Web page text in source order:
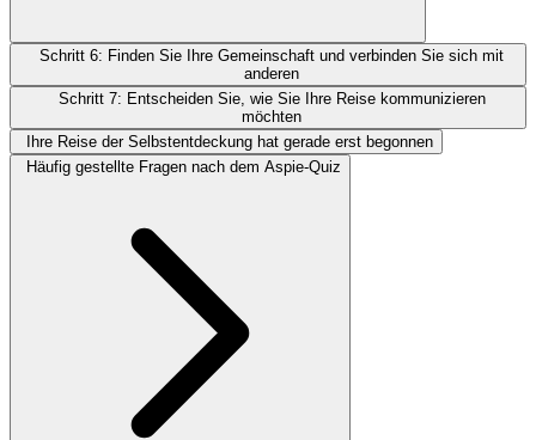
Schritt 6: Finden Sie Ihre Gemeinschaft und verbinden Sie sich mit
anderen
Schritt 7: Entscheiden Sie, wie Sie Ihre Reise kommunizieren
möchten
Ihre Reise der Selbstentdeckung hat gerade erst begonnen
Häufig gestellte Fragen nach dem Aspie-Quiz